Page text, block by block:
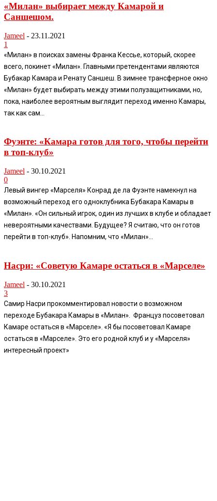
«Милан» выбирает между Камарой и
Саншешом.
Jameel - 23.11.2021
1
«Милан» в поисках замены Франка Кессье, который, скорее
всего, покинет «Милан». Главными претендентами являются
Бубакар Камара и Ренату Саншеш. В зимнее трансферное окно
«Милан» будет выбирать между этими полузащитниками, но,
пока, наиболее вероятным выглядит переход именно Камары,
так как сам...
Фуэнте: «Камара готов для того, чтобы перейти
в топ-клуб»
Jameel - 30.10.2021
0
Левый вингер «Марселя» Конрад де ла Фуэнте намекнул на
возможный переход его одноклубника Бубакара Камары в
«Милан». «Он сильный игрок, один из лучших в клубе и обладает
невероятными качествами. Будущее? Я считаю, что он готов
перейти в топ-клуб». Напомним, что «Милан»...
Насри: «Советую Камаре остаться в «Марселе»
Jameel - 30.10.2021
3
Самир Насри прокомментировал новости о возможном
переходе Бубакара Камары в «Милан». Француз посоветовал
Камаре остаться в «Марселе». «Я бы посоветовал Камаре
остаться в «Марселе». Это его родной клуб и у «Марселя»
интересный проект»